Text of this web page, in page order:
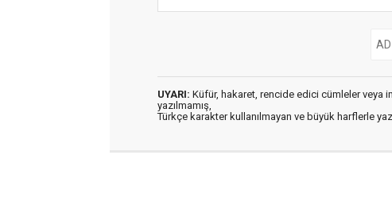
UYARI: Küfür, hakaret, rencide edici cümleler veya
yazılmamış,
Türkçe karakter kullanılmayan ve büyük harflerle